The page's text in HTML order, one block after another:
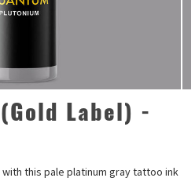
Label) -
this pale platinum gray tattoo ink